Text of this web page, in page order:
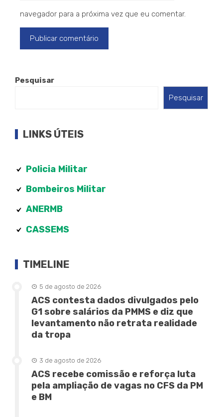
navegador para a próxima vez que eu comentar.
Pesquisar
Pesquisar
LINKS ÚTEIS
Policia Militar
Bombeiros Militar
ANERMB
CASSEMS
TIMELINE
5 de agosto de 2026
ACS contesta dados divulgados pelo
G1 sobre salários da PMMS e diz que
levantamento não retrata realidade
da tropa
3 de agosto de 2026
ACS recebe comissão e reforça luta
pela ampliação de vagas no CFS da PM
e BM